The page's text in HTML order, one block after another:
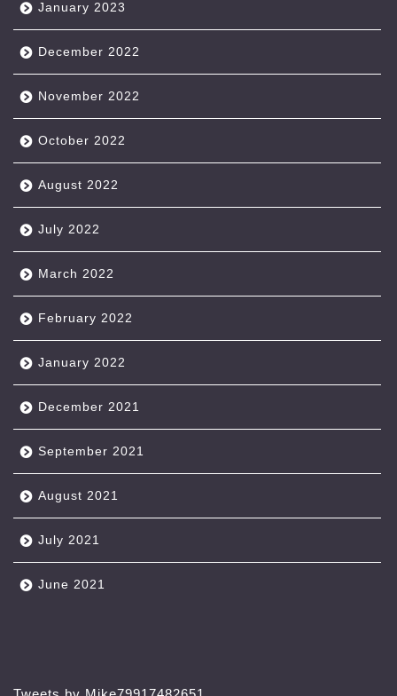
January 2023
December 2022
November 2022
October 2022
August 2022
July 2022
March 2022
February 2022
January 2022
December 2021
September 2021
August 2021
July 2021
June 2021